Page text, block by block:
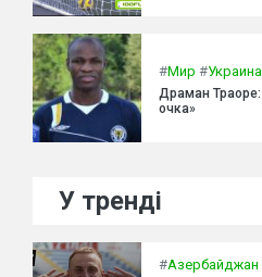
#Мир #Украина
Драман
очка»
У тренді
#Азербайджан